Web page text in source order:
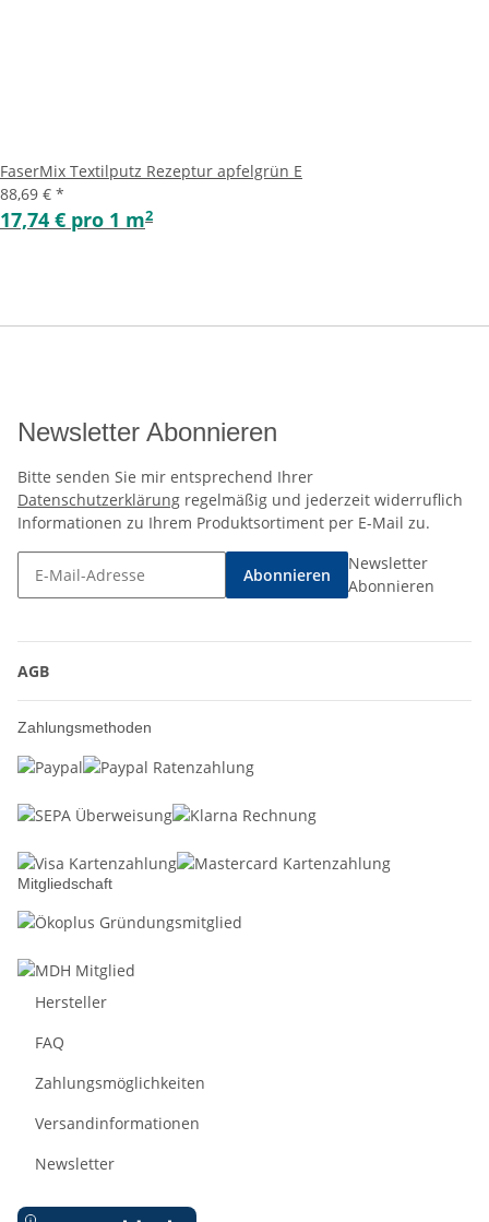
FaserMix Textilputz Rezeptur apfelgrün E
88,69 € *
17,74 € pro 1 m2
Newsletter Abonnieren
Bitte senden Sie mir entsprechend Ihrer
Datenschutzerklärung regelmäßig und jederzeit widerruflich
Informationen zu Ihrem Produktsortiment per E-Mail zu.
Abonnieren
Newsletter
Abonnieren
AGB
Zahlungsmethoden
Mitgliedschaft
Hersteller
FAQ
Zahlungsmöglichkeiten
Versandinformationen
Newsletter